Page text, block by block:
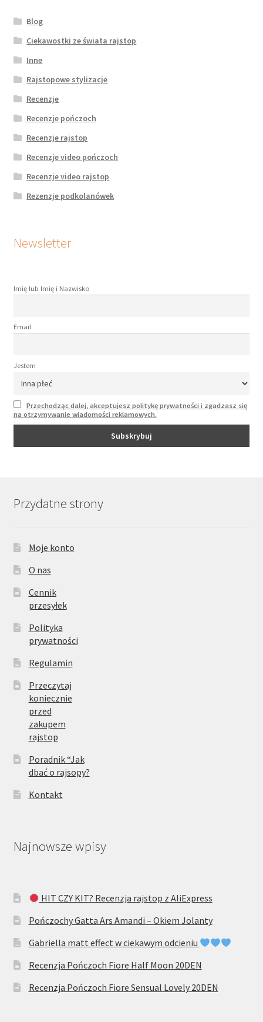
Blog
Ciekawostki ze świata rajstop
Inne
Rajstopowe stylizacje
Recenzje
Recenzje pończoch
Recenzje rajstop
Recenzje video pończoch
Recenzje video rajstop
Rezenzje podkolanówek
Newsletter
Imię lub Imię i Nazwisko
Email
Jestem
Przechodząc dalej, akceptujesz politykę prywatności i zgadzasz się
na otrzymywanie wiadomości reklamowych.
Przydatne strony
Moje konto
O nas
Cennik
przesyłek
Polityka
prywatności
Regulamin
Przeczytaj
koniecznie
przed
zakupem
rajstop
Poradnik “Jak
dbać o rajsopy?
Kontakt
Najnowsze wpisy
HIT CZY KIT? Recenzja rajstop z AliExpress
Pończochy Gatta Ars Amandi – Okiem Jolanty
Gabriella matt effect w ciekawym odcieniu
Recenzja Pończoch Fiore Half Moon 20DEN
Recenzja Pończoch Fiore Sensual Lovely 20DEN